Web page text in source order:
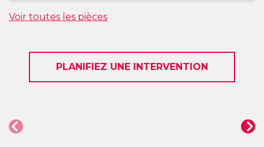
Voir toutes les pièces
PLANIFIEZ UNE INTERVENTION